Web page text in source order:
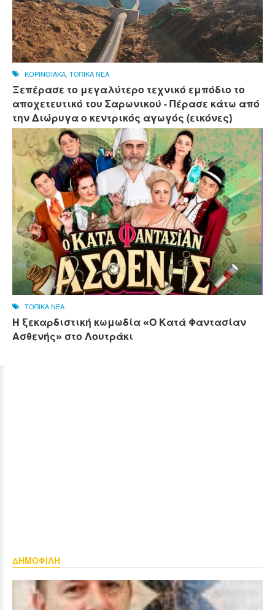
ΚΟΡΙΝΘΙΑΚΑ, ΤΟΠΙΚΑ ΝΕΑ
Ξεπέρασε το μεγαλύτερο τεχνικό εμπόδιο το
αποχετευτικό του Σαρωνικού - Πέρασε κάτω από
την Διώρυγα ο κεντρικός αγωγός (εικόνες)
ΤΟΠΙΚΑ ΝΕΑ
Η ξεκαρδιστική κωμωδία «Ο Κατά Φαντασίαν
Ασθενής» στο Λουτράκι
ΔΗΜΟΦΙΛΗ